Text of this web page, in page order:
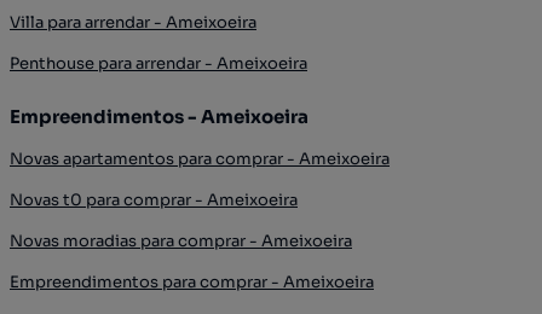
Villa para arrendar - Ameixoeira
Penthouse para arrendar - Ameixoeira
Empreendimentos - Ameixoeira
Novas apartamentos para comprar - Ameixoeira
Novas t0 para comprar - Ameixoeira
Novas moradias para comprar - Ameixoeira
Empreendimentos para comprar - Ameixoeira